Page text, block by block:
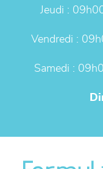
Jeudi :
Vendredi :
Samedi :